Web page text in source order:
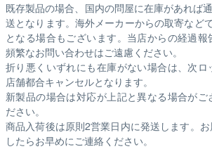
既存製品の場合、国内の問屋に在庫があれば
送となります。海外メーカーからの取寄など
となる場合もございます。 当店からの経過報
頻繁なお問い合わせはご遠慮ください。
折り悪くいずれにも在庫がない場合は、次ロ
店舗都合キャンセルとなります。
新製品の場合は対応が上記と異なる場合がご
ださい。
商品入荷後は原則2営業日内に発送します。
したらお早めにご連絡ください。